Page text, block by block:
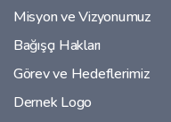
Misyon ve Vizyonumuz
Bağışçı Hakları
Görev ve Hedeflerimiz
Dernek Logo